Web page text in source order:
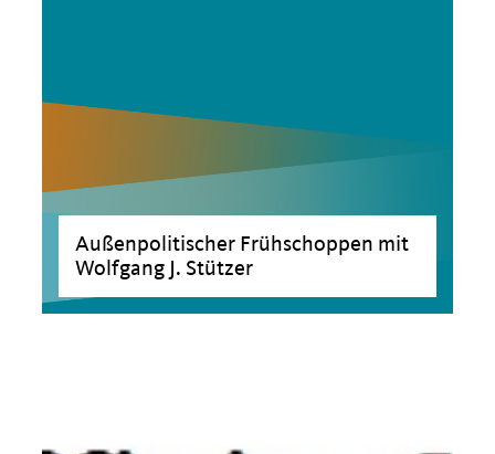
Außenpolitischer Frühschoppen mit
Wolfgang J. Stützer